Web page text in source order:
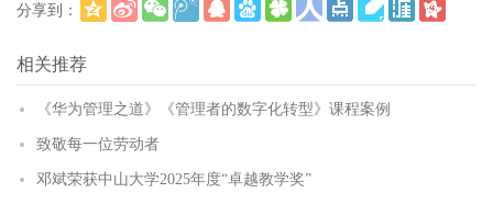
分享到：
相关推荐
《华为管理之道》《管理者的数字化转型》课程案例
致敬每一位劳动者
邓斌荣获中山大学2025年度“卓越教学奖”